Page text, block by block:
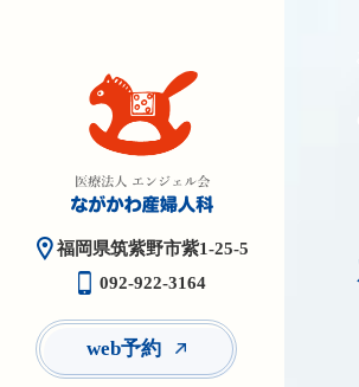
福岡県筑紫野市紫1-25-5
092-922-3164
web予約